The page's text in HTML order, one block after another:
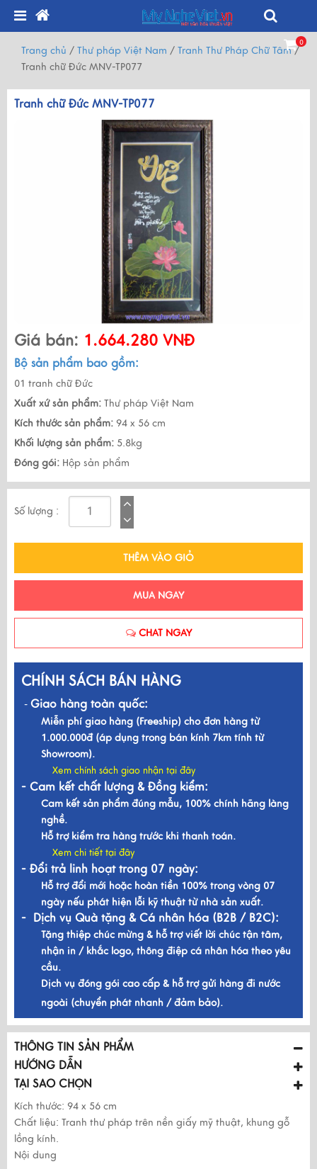
0
Trang chủ / Thư pháp Việt Nam / Tranh Thư Pháp Chữ Tâm/
Tranh chữ Đức MNV-TP077
Tranh chữ Đức MNV-TP077
Giá bán: 1.664.280 VNĐ
Bộ sản phẩm bao gồm:
01 tranh chữ Đức
Xuất xứ sản phẩm: Thư pháp Việt Nam
Kích thước sản phẩm: 94 x 56 cm
Khối lượng sản phẩm: 5.8kg
Đóng gói: Hộp sản phẩm
Số lượng :
THÊM VÀO GIỎ
MUA NGAY
CHAT NGAY
CHÍNH SÁCH BÁN HÀNG
- Giao hàng toàn quốc:
Miễn phí giao hàng (Freeship) cho đơn hàng từ
1.000.000đ (áp dụng trong bán kính 7km tính từ
Showroom).
Xem chính sách giao nhận tại đây
- Cam kết chất lượng & Đồng kiểm:
Cam kết sản phẩm đúng mẫu, 100% chính hãng làng
nghề.
Hỗ trợ kiểm tra hàng trước khi thanh toán.
Xem chi tiết tại đây
- Đổi trả linh hoạt trong 07 ngày:
Hỗ trợ đổi mới hoặc hoàn tiền 100% trong vòng 07
ngày nếu phát hiện lỗi kỹ thuật từ nhà sản xuất.
- Dịch vụ Quà tặng & Cá nhân hóa (B2B / B2C):
Tặng thiệp chúc mừng & hỗ trợ viết lời chúc tận tâm,
nhận in / khắc logo, thông điệp cá nhân hóa theo yêu
cầu.
Dịch vụ đóng gói cao cấp & hỗ trợ gửi hàng đi nước
ngoài (chuyển phát nhanh / đảm bảo).
THÔNG TIN SẢN PHẨM
HƯỚNG DẪN
TẠI SAO CHỌN
Kích thước: 94 x 56 cm
Chất liệu: Tranh thư pháp trên nền giấy mỹ thuật, khung gỗ
lồng kính.
Nội dung